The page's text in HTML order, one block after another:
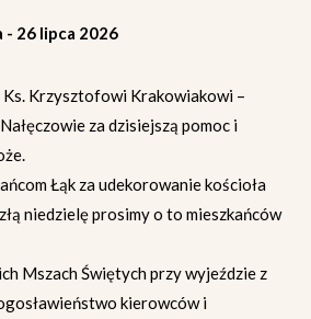
- 26 lipca 2026
Ks. Krzysztofowi Krakowiakowi –
za dzisiejszą pomoc i
Łąk za udekorowanie kościoła
niedzielę prosimy o to mieszkańców
Mszach Świętych przy wyjeździe z
kierowców i